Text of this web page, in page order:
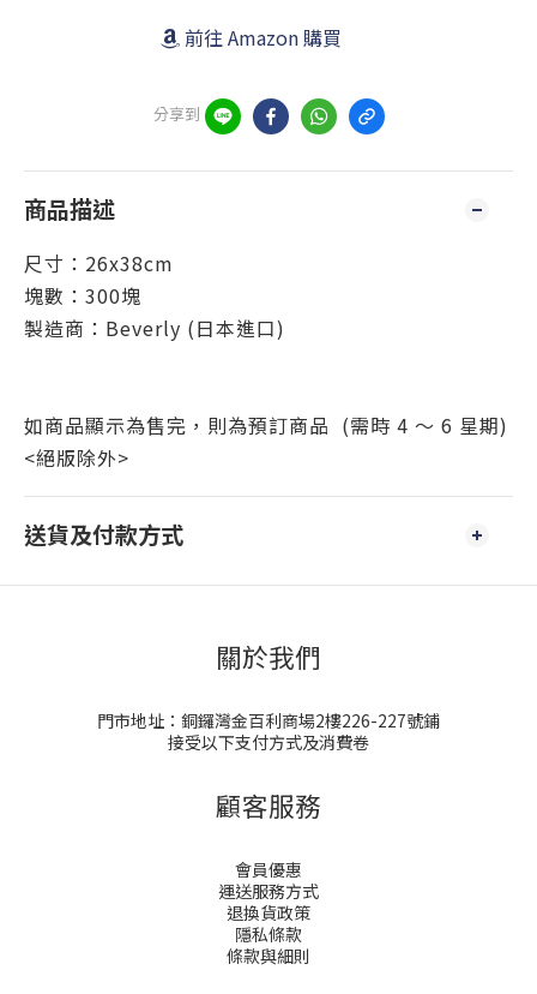
前往 Amazon 購買
分享到
商品描述
尺寸：26x38cm
塊數：300塊
製造商：Beverly (日本進口)
如商品顯示為售完，則為預訂商品 (需時 4 ～ 6 星期)
<絕版除外>
送貨及付款方式
關於我們
門市地址：銅鑼灣金百利商場2樓226-227號鋪
接受以下支付方式及消費卷
顧客服務
會員優惠
運送服務方式
退換貨政策
隱私條款
條款與細則